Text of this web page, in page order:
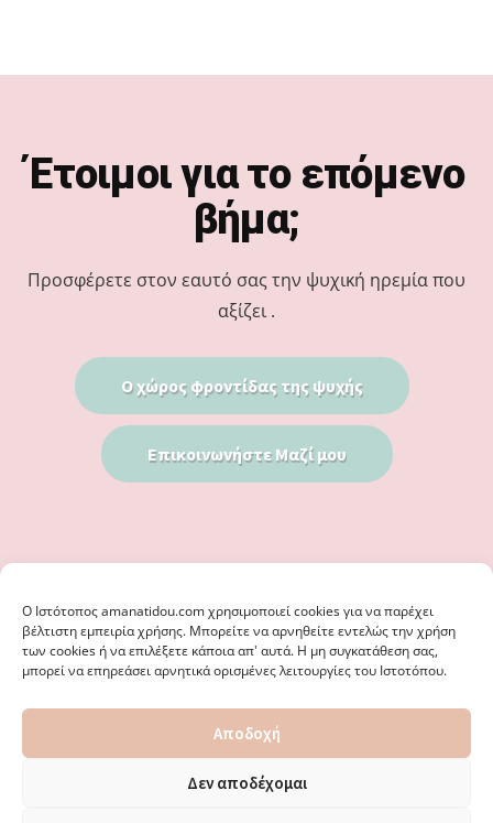
Ο Iστότοπος amanatidou.com χρησιμοποιεί cookies για να παρέχει
βέλτιστη εμπειρία χρήσης. Μπορείτε να αρνηθείτε εντελώς την χρήση
των cookies ή να επιλέξετε κάποια απ' αυτά. Η μη συγκατάθεση σας,
μπορεί να επηρεάσει αρνητικά ορισμένες λειτουργίες του Ιστοτόπου.
Αποδοχή
Δεν αποδέχομαι
Έτοιμοι για το επόμενο
βήμα;
Προσφέρετε στον εαυτό σας την ψυχική ηρεμία που
αξίζει .
Ο χώρος φροντίδας της ψυχής
Επικοινωνήστε Μαζί μου
ΘΕΣΣΑΛΟΝΊΚΗ - ΕΙΔΙΚΌΣ ΣΤΗ ΓΝΩΣΤΙΚΉ ΣΥΜΠΕΡΙΦΟΡΙΚΉ
ΨΥΧΟΘΕΡΑΠΕΊΑ, ΜΕΤΑΜΟΡΦΏΣΕΩΣ 36 & ΚΟΤΥΏΡΩΝ 38, ΚΑΛΑΜΑΡΙΆ
ΘΕΣΣΑΛΟΝΊΚΗ · ΚΑΤΑΣΚΕΥΉ ΑΠΌWEBERIENCE